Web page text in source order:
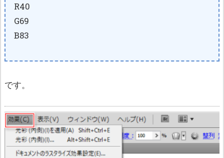
R40
G69
B83
です。